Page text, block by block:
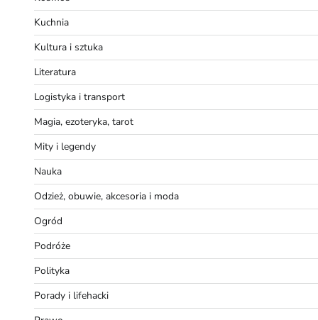
Kuchnia
Kultura i sztuka
Literatura
Logistyka i transport
Magia, ezoteryka, tarot
Mity i legendy
Nauka
Odzież, obuwie, akcesoria i moda
Ogród
Podróże
Polityka
Porady i lifehacki